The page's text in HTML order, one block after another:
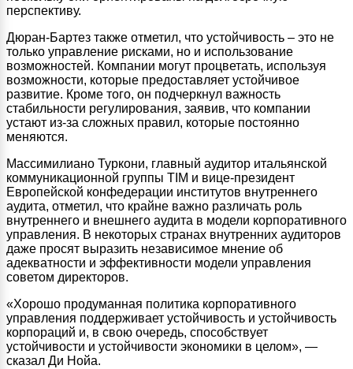
перспективу.
Дюран-Бартез также отметил, что устойчивость – это не
только управление рисками, но и использование
возможностей. Компании могут процветать, используя
возможности, которые предоставляет устойчивое
развитие. Кроме того, он подчеркнул важность
стабильности регулирования, заявив, что компании
устают из-за сложных правил, которые постоянно
меняются.
Массимилиано Туркони, главный аудитор итальянской
коммуникационной группы TIM и вице-президент
Европейской конфедерации институтов внутреннего
аудита, отметил, что крайне важно различать роль
внутреннего и внешнего аудита в модели корпоративного
управления. В некоторых странах внутренних аудиторов
даже просят выразить независимое мнение об
адекватности и эффективности модели управления
советом директоров.
«Хорошо продуманная политика корпоративного
управления поддерживает устойчивость и устойчивость
корпораций и, в свою очередь, способствует
устойчивости и устойчивости экономики в целом», —
сказал Ди Нойа.